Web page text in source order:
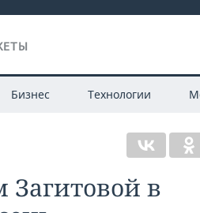
Бизнес Технологии
Загитовой в